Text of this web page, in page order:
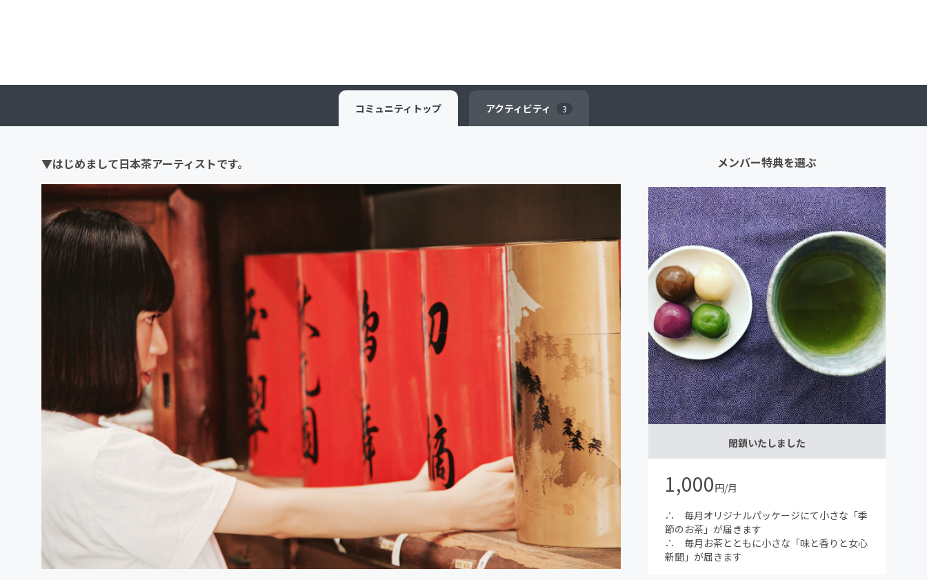
コミュニティ トップ アクティビティ 3
▼はじめまして日本茶アーティストです。 メンバー特典を選ぶ
閉鎖いたしました
1,000円/月
∴ 毎月オリジナルパッケージにて小さな「季
節のお茶」が届きます
∴ 毎月お茶とともに小さな「味と香りと女心
新聞」が届きます